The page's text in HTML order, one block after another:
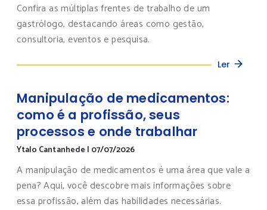
Confira as múltiplas frentes de trabalho de um
gastrólogo, destacando áreas como gestão,
consultoria, eventos e pesquisa.
Ler
Manipulação de medicamentos:
como é a profissão, seus
processos e onde trabalhar
Ytalo Cantanhede | 07/07/2026
A manipulação de medicamentos é uma área que vale a
pena? Aqui, você descobre mais informações sobre
essa profissão, além das habilidades necessárias.